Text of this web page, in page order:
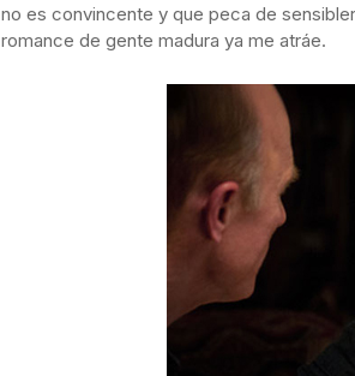
no es convincente y que peca de
romance de gente madura ya me atráe.